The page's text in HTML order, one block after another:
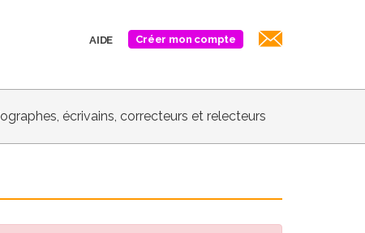
AIDE Créer mon compte
écrivains, correcteurs et relecteurs